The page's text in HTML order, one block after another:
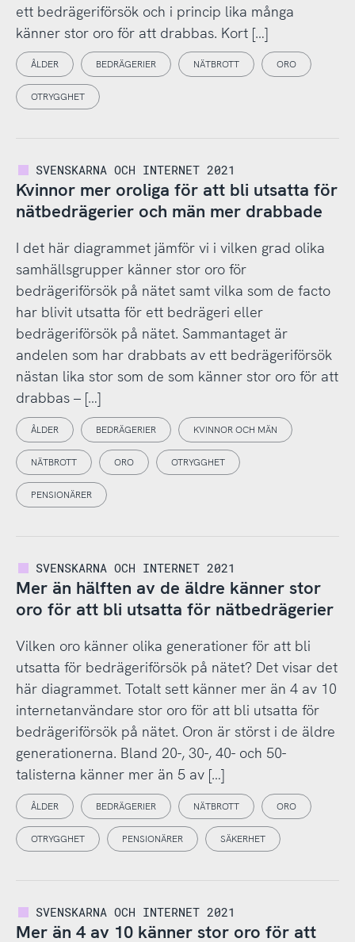
ett bedrägeriförsök och i princip lika många
känner stor oro för att drabbas. Kort […]
ÅLDER BEDRÄGERIER NÄTBROTT ORO
OTRYGGHET
SVENSKARNA OCH INTERNET 2021
Kvinnor mer oroliga för att bli utsatta för
nätbedrägerier och män mer drabbade
I det här diagrammet jämför vi i vilken grad olika
samhällsgrupper känner stor oro för
bedrägeriförsök på nätet samt vilka som de facto
har blivit utsatta för ett bedrägeri eller
bedrägeriförsök på nätet. Sammantaget är
andelen som har drabbats av ett bedrägeriförsök
nästan lika stor som de som känner stor oro för att
drabbas – […]
ÅLDER BEDRÄGERIER KVINNOR OCH MÄN
NÄTBROTT ORO OTRYGGHET
PENSIONÄRER
SVENSKARNA OCH INTERNET 2021
Mer än hälften av de äldre känner stor
oro för att bli utsatta för nätbedrägerier
Vilken oro känner olika generationer för att bli
utsatta för bedrägeriförsök på nätet? Det visar det
här diagrammet. Totalt sett känner mer än 4 av 10
internetanvändare stor oro för att bli utsatta för
bedrägeriförsök på nätet. Oron är störst i de äldre
generationerna. Bland 20-, 30-, 40- och 50-
talisterna känner mer än 5 av […]
ÅLDER BEDRÄGERIER NÄTBROTT ORO
OTRYGGHET PENSIONÄRER SÄKERHET
SVENSKARNA OCH INTERNET 2021
Mer än 4 av 10 känner stor oro för att